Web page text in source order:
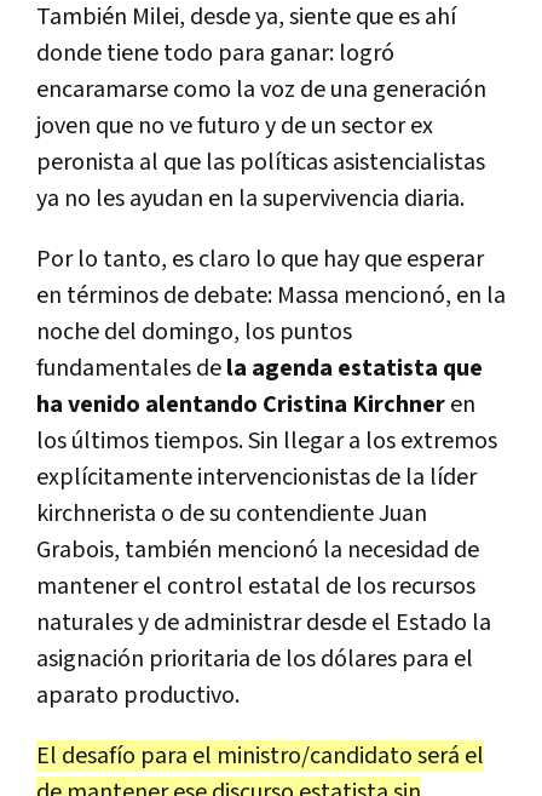
También Milei, desde ya, siente que es ahí
donde tiene todo para ganar: logró
encaramarse como la voz de una generación
joven que no ve futuro y de un sector ex
peronista al que las políticas asistencialistas
ya no les ayudan en la supervivencia diaria.
Por lo tanto, es claro lo que hay que esperar
en términos de debate: Massa mencionó, en la
noche del domingo, los puntos
fundamentales dela agenda estatista que
ha venido alentando Cristina Kirchneren
los últimos tiempos. Sin llegar a los extremos
explícitamente intervencionistas de la líder
kirchnerista o de su contendiente Juan
Grabois, también mencionó la necesidad de
mantener el control estatal de los recursos
naturales y de administrar desde el Estado la
asignación prioritaria de los dólares para el
aparato productivo.
El desafío para el ministro/candidato será el